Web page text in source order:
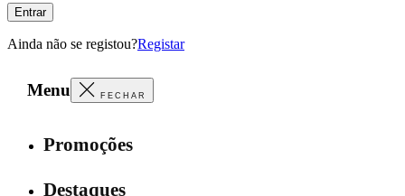
Entrar
Ainda não se registou?Registar
Menu FECHAR
Promoções
Destaques